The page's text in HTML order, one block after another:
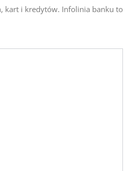
kart i kredytów. Infolinia banku to